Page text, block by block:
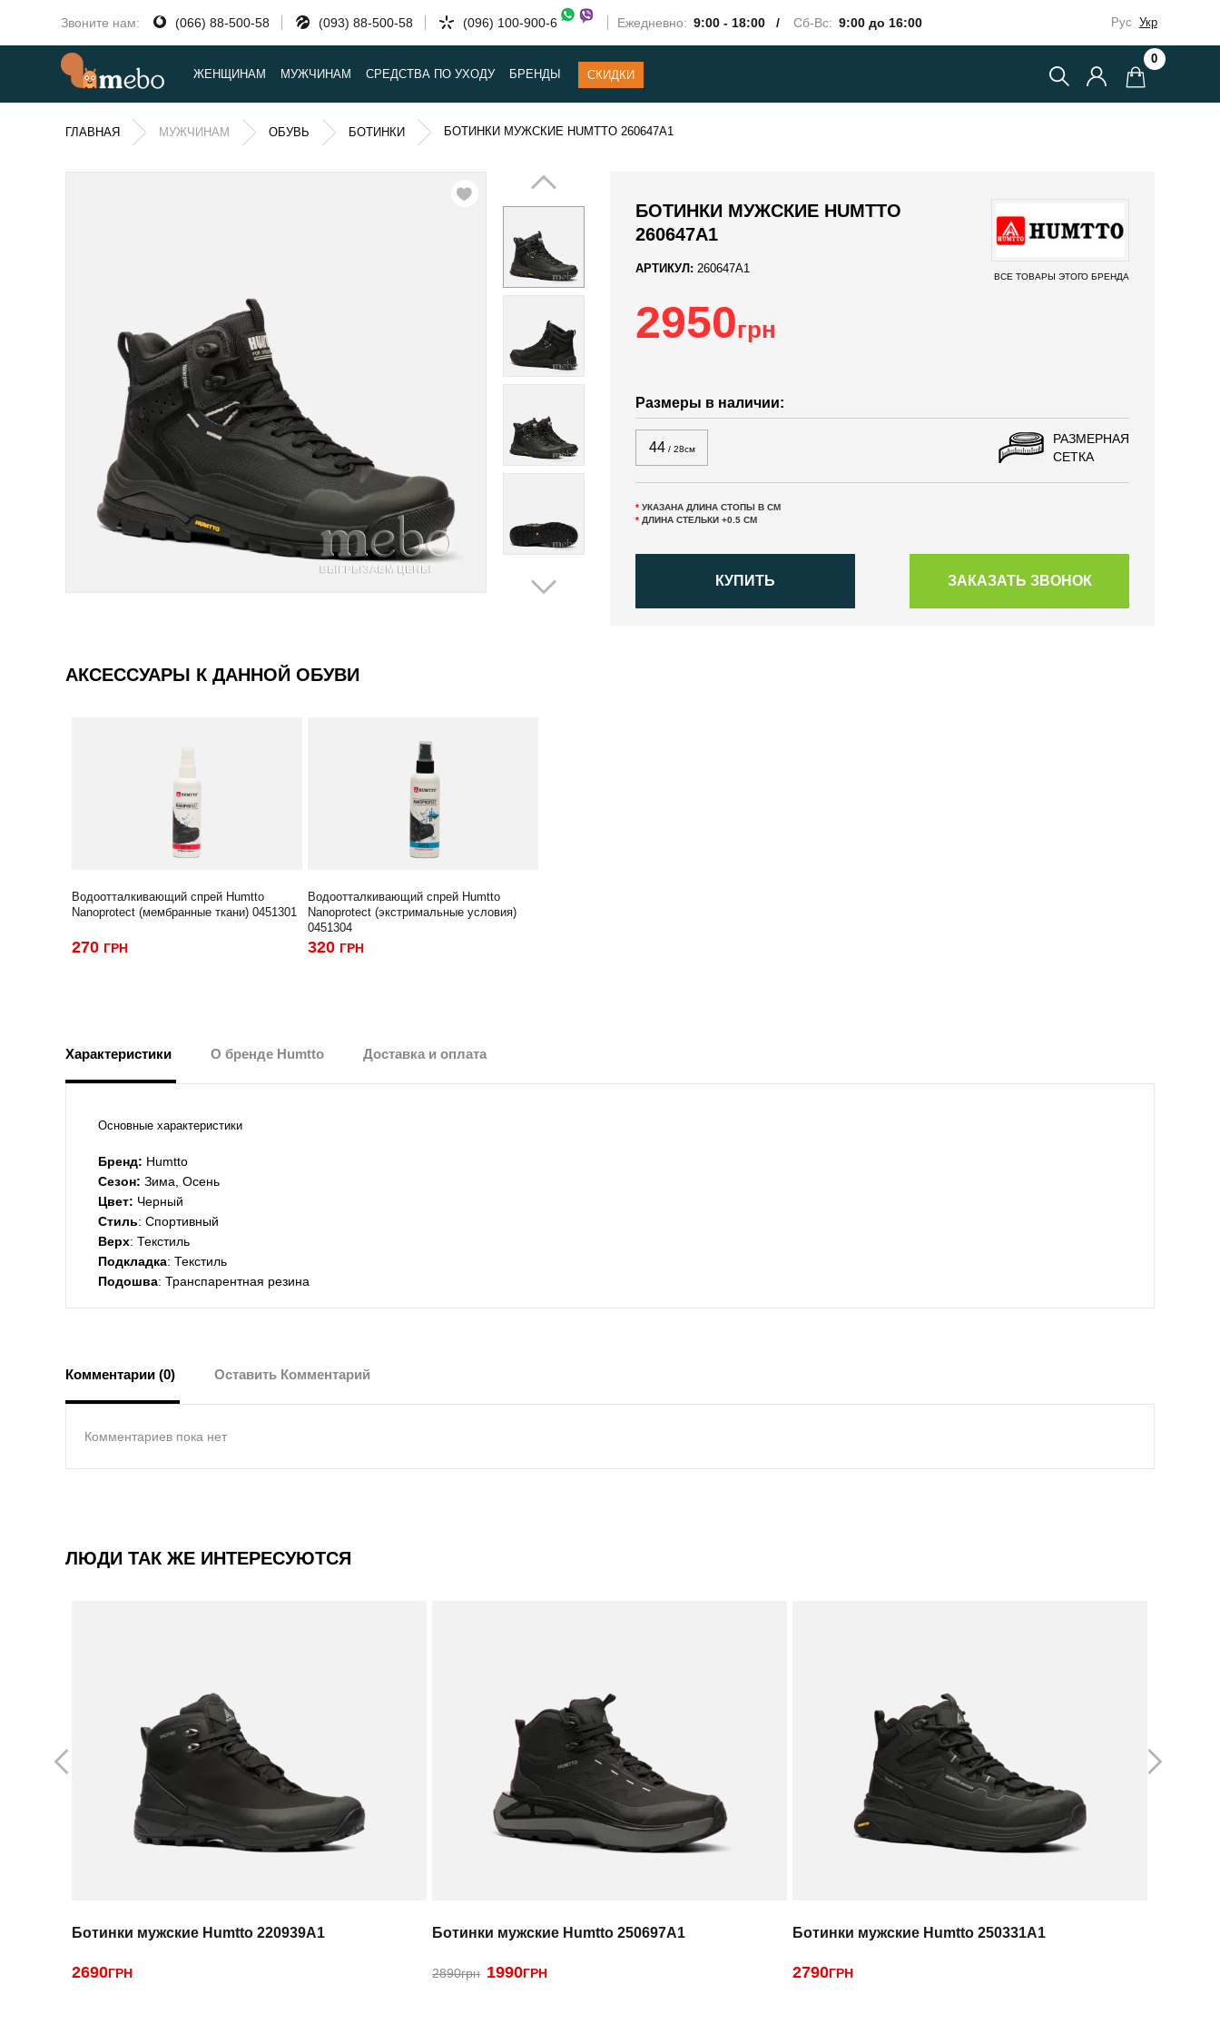
Звоните нам: (066) 88-500-58 (093) 88-500-58 (096) 100-900-6 Ежедневно: 9:00 - 18:00 / Сб-Вс: 9:00 до 16:00 Рус Укр
ЖЕНЩИНАМ МУЖЧИНАМ СРЕДСТВА ПО УХОДУ БРЕНДЫ СКИДКИ
0
ГЛАВНАЯ МУЖЧИНАМ ОБУВЬ БОТИНКИ БОТИНКИ МУЖСКИЕ HUMTTO 260647A1
БОТИНКИ МУЖСКИЕ HUMTTO
260647A1
АРТИКУЛ: 260647A1
ВСЕ ТОВАРЫ ЭТОГО БРЕНДА
2950грн
Размеры в наличии:
44/ 28см
РАЗМЕРНАЯ
СЕТКА
* УКАЗАНА ДЛИНА СТОПЫ В СМ
* ДЛИНА СТЕЛЬКИ +0.5 СМ
КУПИТЬ
АКСЕССУАРЫ К ДАННОЙ ОБУВИ
Водоотталкивающий спрей Humtto
Nanoprotect (мембранные ткани) 0451301
270 ГРН
Водоотталкивающий спрей Humtto
Nanoprotect (экстримальные условия)
0451304
320 ГРН
Характеристики О бренде Humtto Доставка и оплата
Основные характеристики
Бренд: Humtto
Сезон: Зима, Осень
Цвет: Черный
Стиль: Спортивный
Верх: Текстиль
Подкладка: Текстиль
Подошва: Транспарентная резина
Комментарии (0) Оставить Комментарий
Комментариев пока нет
ЛЮДИ ТАК ЖЕ ИНТЕРЕСУЮТСЯ
Ботинки мужские Humtto 220939A1
2690ГРН
Ботинки мужские Humtto 250697A1
2890грн 1990ГРН
Ботинки мужские Humtto 250331A1
2790ГРН